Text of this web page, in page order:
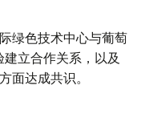
绿色技术中心与葡萄
立合作关系，以及
面达成共识。